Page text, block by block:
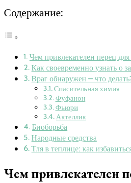
Содержание:
Чем привлекателен перец
Как своевременно узнать о
Враг обнаружен – что
Спасительная химия
Фуфанон
Фьюри
Актеллик
Биоборьба
Народные средства
Тля в теплице: как
Чем привлекателен